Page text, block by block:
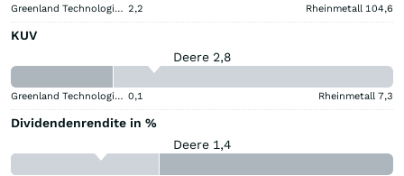
Greenland Technologies Holding 2,2 Rheinmetall 104,6
KUV
Deere 2,8
Greenland Technologies Holding 0,1 Rheinmetall 7,3
Dividendenrendite in %
Deere 1,4